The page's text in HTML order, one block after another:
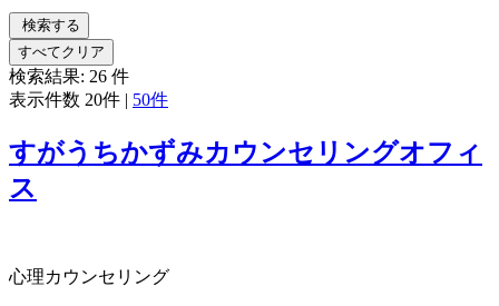
検索する
すべてクリア
検索結果: 26 件
表示件数 20件 | 50件
すがうちかずみカウンセリングオフィ
ス
心理カウンセリング